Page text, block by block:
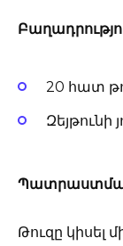
20 հատ
Զեյթունի
Թուզը կիսել